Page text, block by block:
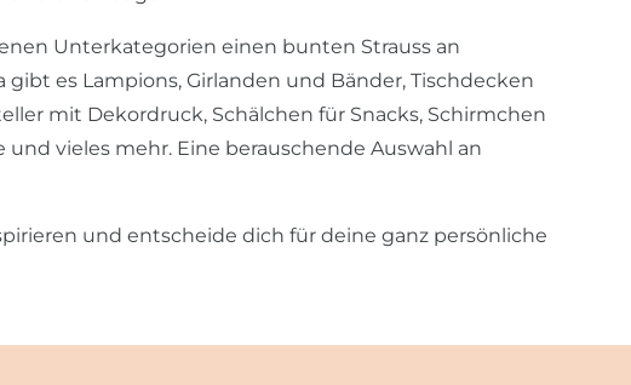
Unterkategorien einen bunten Strauss an
es Lampions, Girlanden und Bänder, Tischdecken
mit Dekordruck, Schälchen für Snacks, Schirmchen
vieles mehr. Eine berauschende Auswahl an
und entscheide dich für deine ganz persönliche